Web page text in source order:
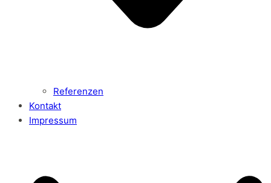
Referenzen
Kontakt
Impressum